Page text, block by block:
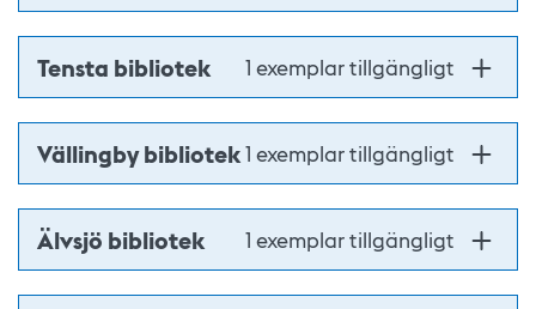
Tensta bibliotek 1 exemplar tillgängligt
Vällingby bibliotek1 exemplar tillgängligt
Älvsjö bibliotek 1 exemplar tillgängligt